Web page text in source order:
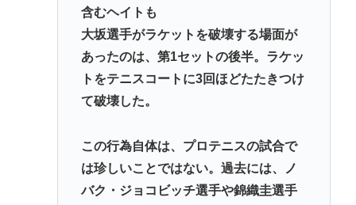
含むヘイトも
大坂選手がラケットを破壊する場面が
あったのは、第1セットの後半。ラケッ
トをテニスコートに3回ほどたたきつけ
て破壊した。
この行為自体は、プロテニスの試合で
は珍しいことではない。過去には、ノ
バク・ジョコビッチ選手や錦織圭選手